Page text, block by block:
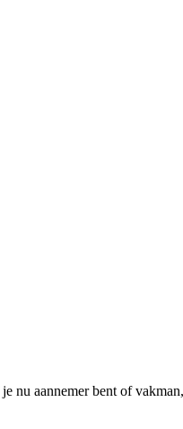
nu aannemer bent of